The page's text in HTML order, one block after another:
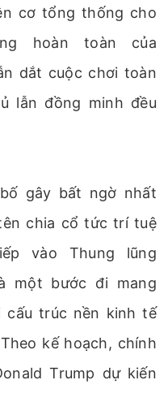
cơ tổng thống cho
hoàn toàn của
dắt cuộc chơi toàn
lẫn đồng minh đều
gây bất ngờ nhất
chia cổ tức trí tuệ
vào Thung lũng
một bước đi mang
cấu trúc nền kinh tế
kế hoạch, chính
Trump dự kiến